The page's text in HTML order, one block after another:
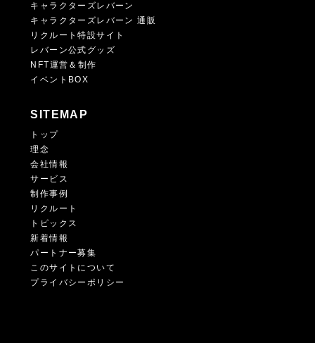
キャラクターズレバーン
キャラクターズレバーン 通販
リクルート特設サイト
レバーン公式グッズ
NFT運営＆制作
イベントBOX
SITEMAP
トップ
理念
会社情報
サービス
制作事例
リクルート
トピックス
新着情報
パートナー募集
このサイトについて
プライバシーポリシー